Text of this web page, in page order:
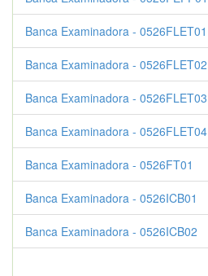
Banca Examinadora - 0526FLET01
Banca Examinadora - 0526FLET02
Banca Examinadora - 0526FLET03
Banca Examinadora - 0526FLET04
Banca Examinadora - 0526FT01
Banca Examinadora - 0526ICB01
Banca Examinadora - 0526ICB02